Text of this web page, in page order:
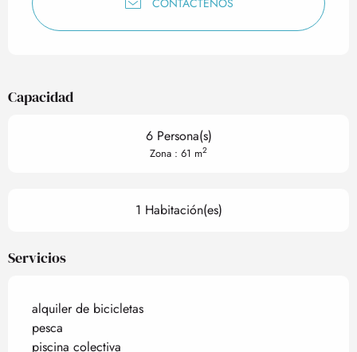
Capacidad
6 Persona(s)
Zona : 61 m2
1 Habitación(es)
Servicios
alquiler de bicicletas
pesca
piscina colectiva